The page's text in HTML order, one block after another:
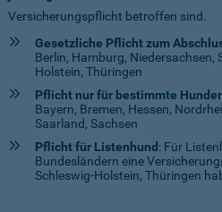
Versicherungspflicht betroffen sind.
Gesetzliche Pflicht zum
Berlin, Hamburg, Niedersachsen,
Holstein, Thüringen
Pflicht nur für bestimmte
Bayern, Bremen, Hessen,
Saarland, Sachsen
Pflicht für Listenhund : Für
Bundesländern eine
Schleswig-Holstein, Thüringen